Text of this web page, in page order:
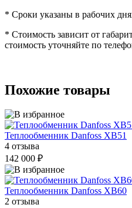
* Сроки указаны в рабочих
* Стоимость зависит от
стоимость уточняйте по
Похожие товары
Теплообменник Danfoss XB51
4 отзыва
142 000 ₽
Теплообменник Danfoss XB60
2 отзыва